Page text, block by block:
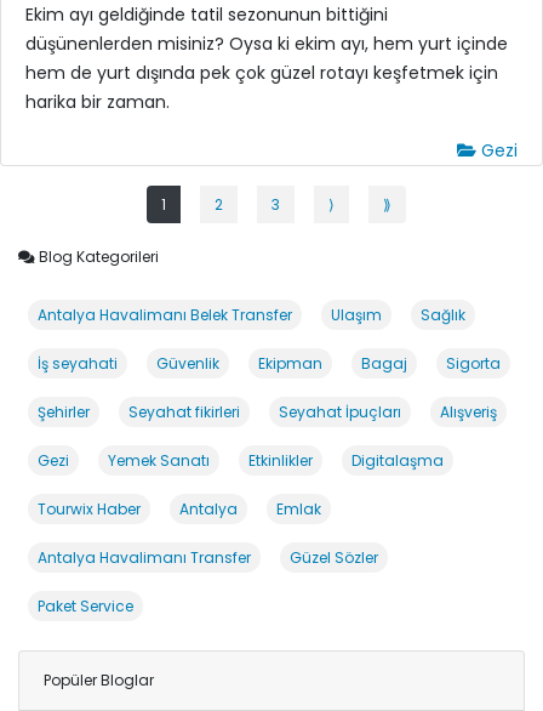
Ekim ayı geldiğinde tatil sezonunun bittiğini
düşünenlerden misiniz? Oysa ki ekim ayı, hem yurt içinde
hem de yurt dışında pek çok güzel rotayı keşfetmek için
harika bir zaman.
Gezi
1 2 3 ⟩ ⟫
Blog Kategorileri
Antalya Havalimanı Belek Transfer Ulaşım Sağlık
İş seyahati Güvenlik Ekipman Bagaj Sigorta
Şehirler Seyahat fikirleri Seyahat İpuçları Alışveriş
Gezi Yemek Sanatı Etkinlikler Digitalaşma
Tourwix Haber Antalya Emlak
Antalya Havalimanı Transfer Güzel Sözler
Paket Service
Popüler Bloglar